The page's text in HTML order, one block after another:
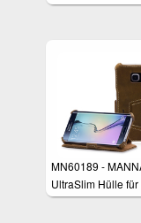
Samsung Galaxy
MN60189 -
UltraSlim Hülle für
Samsung Galaxy